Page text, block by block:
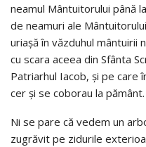
neamul Mântuitorului până
de neamuri ale
uriaşă în văzduhul mântuirii
cu scara aceea din Sfânta
Patriarhul Iacob, şi pe care
cer şi se coborau la pământ.
Ni se pare că vedem un
zugrăvit pe zidurile